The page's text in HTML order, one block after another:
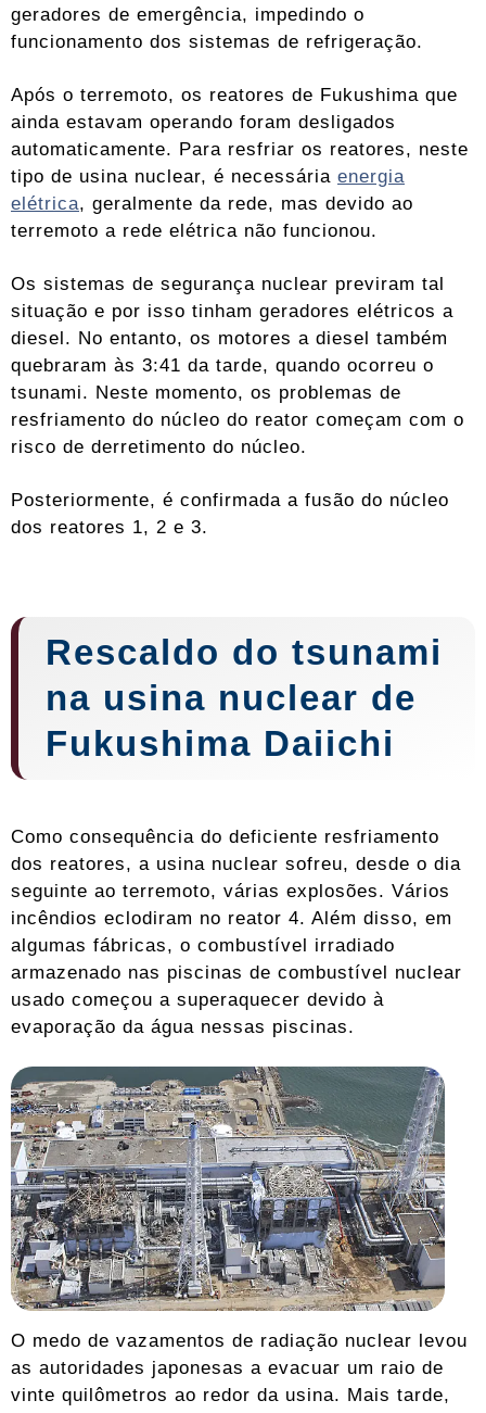
geradores de emergência, impedindo o
funcionamento dos sistemas de refrigeração.
Após o terremoto, os reatores de Fukushima que
ainda estavam operando foram desligados
automaticamente. Para resfriar os reatores, neste
tipo de usina nuclear, é necessária energia
elétrica, geralmente da rede, mas devido ao
terremoto a rede elétrica não funcionou.
Os sistemas de segurança nuclear previram tal
situação e por isso tinham geradores elétricos a
diesel. No entanto, os motores a diesel também
quebraram às 3:41 da tarde, quando ocorreu o
tsunami. Neste momento, os problemas de
resfriamento do núcleo do reator começam com o
risco de derretimento do núcleo.
Posteriormente, é confirmada a fusão do núcleo
dos reatores 1, 2 e 3.
Rescaldo do tsunami
na usina nuclear de
Fukushima Daiichi
Como consequência do deficiente resfriamento
dos reatores, a usina nuclear sofreu, desde o dia
seguinte ao terremoto, várias explosões. Vários
incêndios eclodiram no reator 4. Além disso, em
algumas fábricas, o combustível irradiado
armazenado nas piscinas de combustível nuclear
usado começou a superaquecer devido à
evaporação da água nessas piscinas.
O medo de vazamentos de radiação nuclear levou
as autoridades japonesas a evacuar um raio de
vinte quilômetros ao redor da usina. Mais tarde,